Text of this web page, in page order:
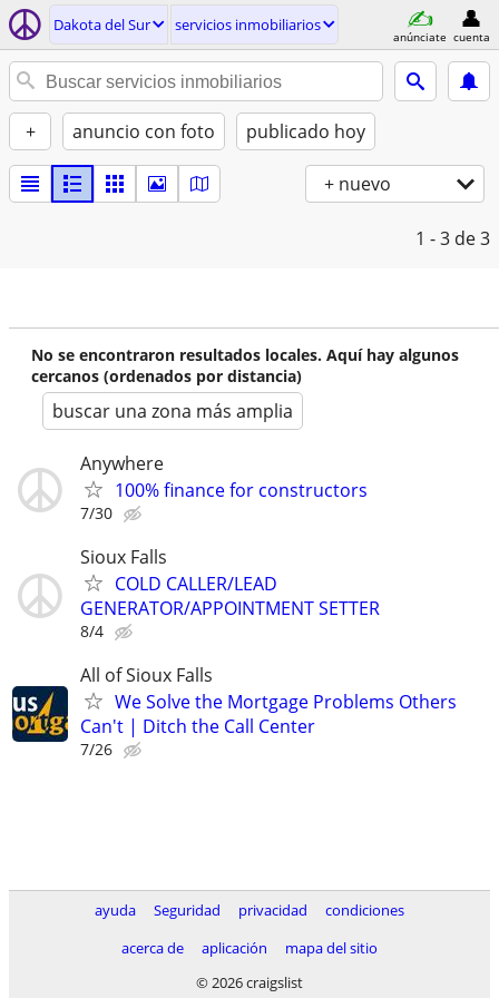
Dakota del Sur servicios inmobiliarios
anúnciate cuenta
+ anuncio con foto publicado hoy
+ nuevo
1 - 3 de 3
No se encontraron resultados locales. Aquí hay algunos
cercanos (ordenados por distancia)
buscar una zona más amplia
Anywhere
100% finance for constructors
7/30
Sioux Falls
COLD CALLER/LEAD
GENERATOR/APPOINTMENT SETTER
8/4
All of Sioux Falls
We Solve the Mortgage Problems Others
Can't | Ditch the Call Center
7/26
ayuda Seguridad privacidad
condiciones
acerca de
aplicación
mapa del sitio
© 2026 craigslist